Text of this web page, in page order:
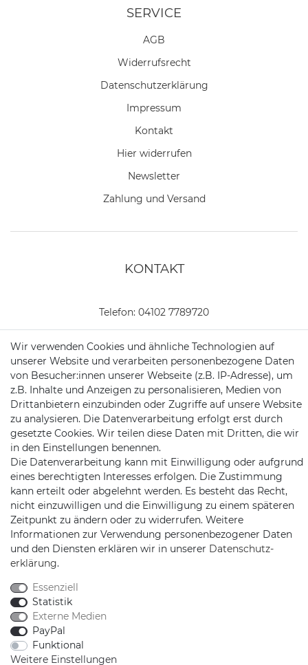
SERVICE
AGB
Widerrufs­recht
Daten­schutz­erklärung
Impressum
Kontakt
Hier widerrufen
Newsletter
Zahlung und Versand
KONTAKT
Telefon: 04102 7789720
Mail:
kundenservice@motionandsports.de
Jochim-Klindt-Str. 5
22926 Ahrensburg
Schnellversand auf Facebook
Schnellversand auf Twitter
Schnellversand auf YouTube
Schnellversand auf
Schnellversand
2026 Schnellversand
*Alle Preise inkl. MwSt., zzgl. Versandkosten
Wir verwenden Cookies und ähnliche Technologien auf
unserer Website und verarbeiten personenbezogene Daten
von Besucher:innen unserer Webseite (z.B. IP-Adresse), um
z.B. Inhalte und Anzeigen zu personalisieren, Medien von
Drittanbietern einzubinden oder Zugriffe auf unsere Website
zu analysieren. Die Datenverarbeitung erfolgt erst durch
gesetzte Cookies. Wir teilen diese Daten mit Dritten, die wir
in den Einstellungen benennen.
Die Datenverarbeitung kann mit Einwilligung oder aufgrund
eines berechtigten Interesses erfolgen. Die Zustimmung
kann erteilt oder abgelehnt werden. Es besteht das Recht,
nicht einzuwilligen und die Einwilligung zu einem späteren
Zeitpunkt zu ändern oder zu widerrufen. Weitere
Informationen zur Verwendung personenbezogener Daten
und den Diensten erklären wir in unserer Daten­schutz­
erklärung.
Essenziell
Statistik
Externe Medien
PayPal
Funktional
Weitere Einstellungen